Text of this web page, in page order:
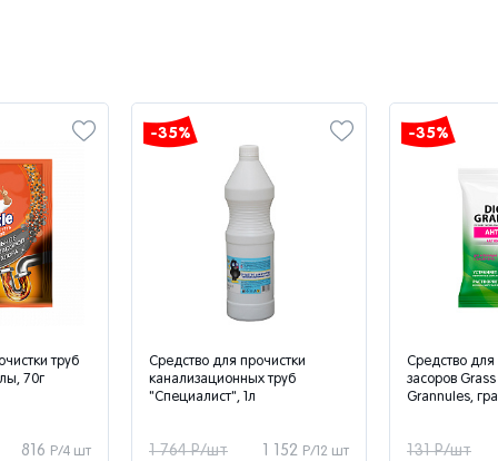
труб
1 152Р/12 шт
-35%
Средство для чистки труб от
засоров Grass Digger-
Grannules, гранулы, 70 г
85 Р/1 шт
131 Р/шт
-35%
Средство
гранулах
62 Р/шт